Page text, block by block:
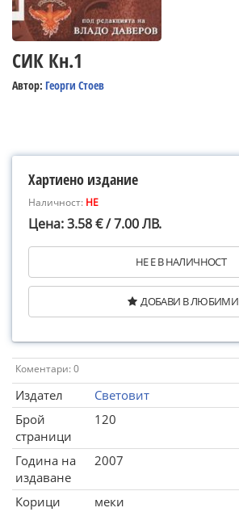
СИК Кн.1
Автор: Георги Стоев
Хартиено издание
Наличност: НЕ
Цена: 3.58 € / 7.00 ЛВ.
НЕ Е В НАЛИЧНОСТ
ДОБАВИ В ЛЮБИМИ
Коментари: 0
Издател
Световит
Брой
страници
120
Година на
издаване
2007
Корици
меки